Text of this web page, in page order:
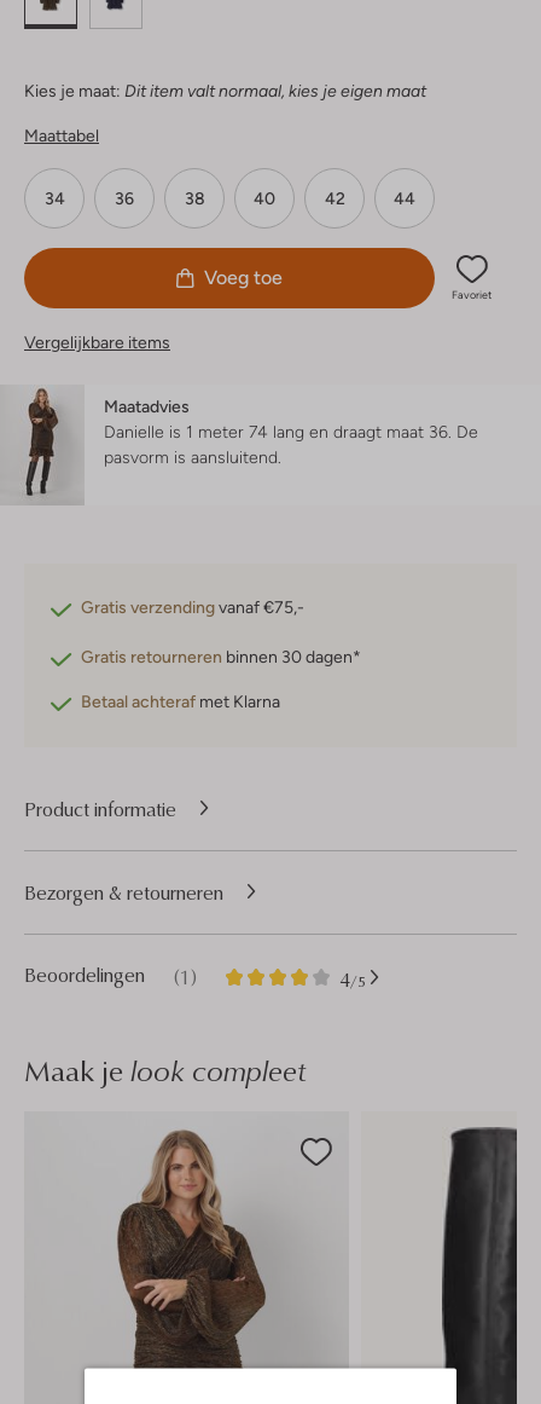
Kies je maat: Dit item valt normaal, kies je eigen maat
Maattabel
34 36 38 40 42 44
Voeg toe
Favoriet
Vergelijkbare items
Maatadvies
Danielle is 1 meter 74 lang en draagt maat 36. De
pasvorm is aansluitend
Gratis verzendingvanaf €75,-
Gratis retourneren binnen 30 dagen*
Betaal achteraf met Klarna
Product informatie
Beoordelingen (1) 4/5
1
4
Bezorgen & retourneren
Maak je look compleet